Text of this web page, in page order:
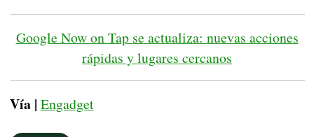
Google Now on Tap se actualiza: nuevas acciones
rápidas y lugares cercanos
Vía | Engadget